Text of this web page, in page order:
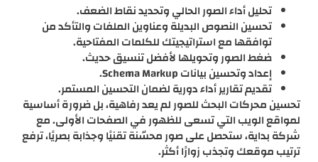
تحليل أداء الصور الحالي وتحديد نقاط الضعف.
تحسين النصوص البديلة وعناوين الملفات والتأكد من
توافقها مع استراتيجيتك للكلمات المفتاحية.
ضغط الصور وتحويلها لأفضل تنسيق حديث.
إعداد وتحسين بيانات Schema Markup.
تقديم تقارير أداء دورية لضمان التحسين المستمر.
تحسين محركات البحث للصور لم يعد رفاهية، بل ضرورة أساسية
لمواقع الويب التي تسعى للظهور في الصفحات الأولى. مع
شركة بداية، ستحصل على صور محسّنة تقنيًا وجذابة بصريًا، ترفع
ترتيب موقعك وتجذب زوارًا أكثر.